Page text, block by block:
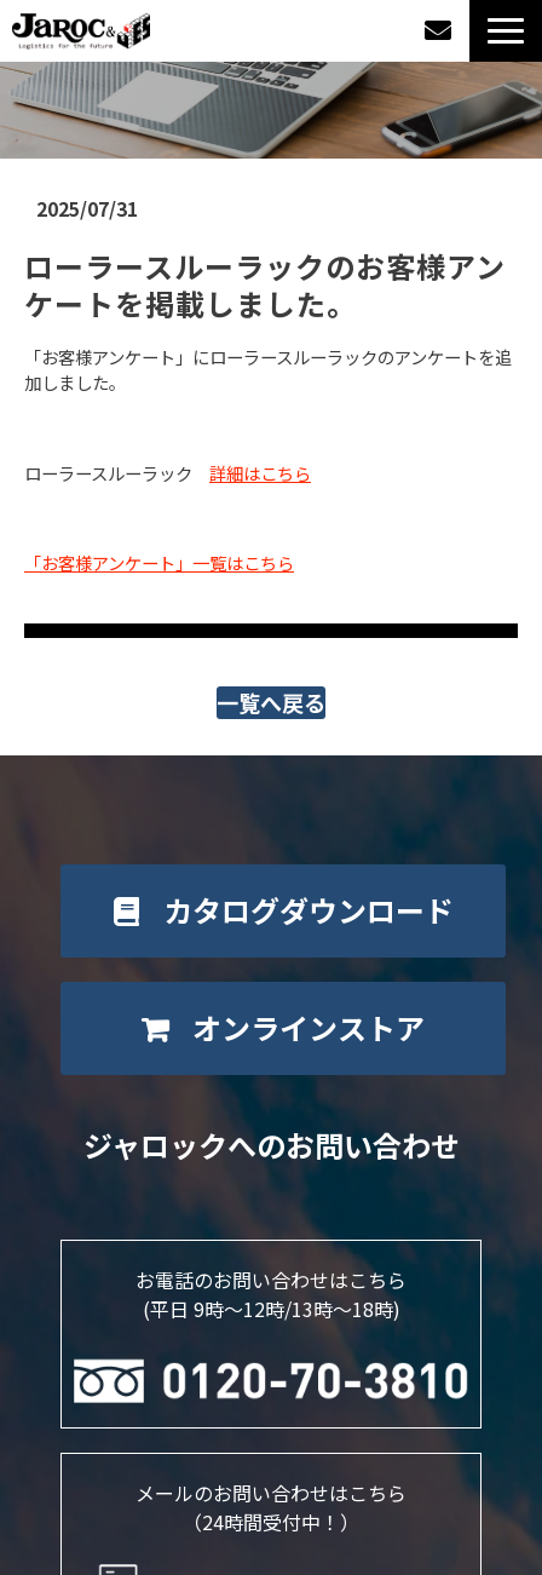
製品情報
導入事例
カタログダウンロード
ジャロックコラム
2025/07/31
ローラースルーラックのお客様アン
ケートを掲載しました。
「お客様アンケート」にローラースルーラックのアンケートを追
加しました。
ローラースルーラック 詳細はこちら
「お客様アンケート」一覧はこちら
一覧へ戻る
カタログダウンロード
オンラインストア
ジャロックへのお問い合わせ
お電話のお問い合わせはこちら
(平日 9時～12時/13時〜18時)
メールのお問い合わせはこちら
（24時間受付中！）